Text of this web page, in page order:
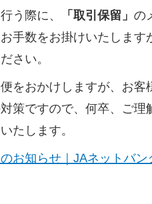
う際に、 「取引保留」の
手数をお掛けいたします
さい。
をおかけしますが、お客
策ですので、何卒、ご理
たします。
お知らせ｜JAネットバ